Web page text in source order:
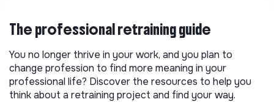
The professional retraining guide
You no longer thrive in your work, and you plan to
change profession to find more meaning in your
professional life? Discover the resources to help you
think about a retraining project and find your way.